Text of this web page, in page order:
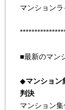
マンションラ
■最新のマン
◆マンショ
判決
マンション